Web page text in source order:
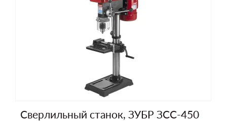
Сверлильный станок, ЗУБР ЗСС-450